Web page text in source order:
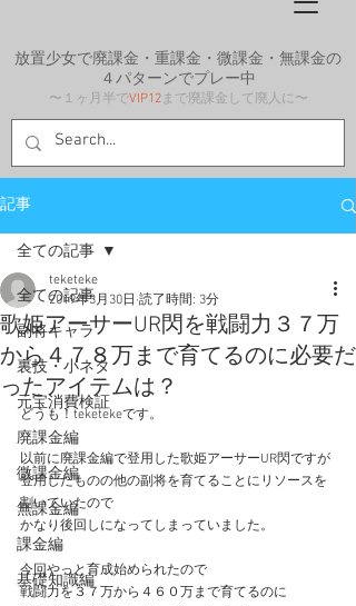
放置少女で廃課金・重課金・微課金・無課金の
４パターンでプレー中
〜１ヶ月半でVIP12まで廃課金して廃人に〜
記事
全ての記事
副将キャラ
裏技・小ネタ
元宝消費検証
廃課金編
微課金編
無課金編
課金編
基礎知識編
全ての記事
歌姫アーサーUR閃を戦闘力３７万
から４７８万まで育てるのに必要だ
ったアイテムは？
teketeke
2019年3月30日 読了時間: 3分
どうも！teketekeです。
以前に廃課金編で登用した歌姫アーサーUR閃ですが
登用したものの他の副将を育てることにリソースを
割いていたので
かなり後回しになってしまっていました。
今回やっと育成始められたので
戦闘力を３７万から４６０万まで育てるのに